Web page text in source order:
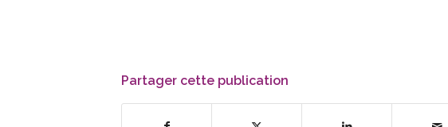
Partager cette publication